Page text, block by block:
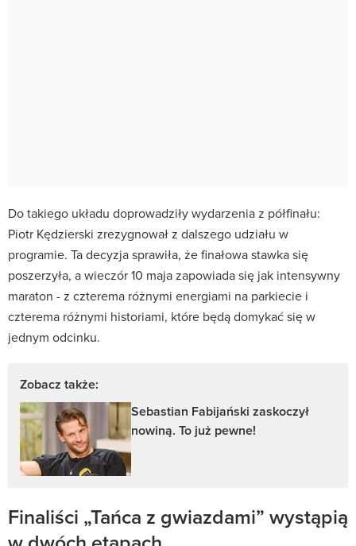
Do takiego układu doprowadziły wydarzenia z półfinału:
Piotr Kędzierski zrezygnował z dalszego udziału w
programie. Ta decyzja sprawiła, że finałowa stawka się
poszerzyła, a wieczór 10 maja zapowiada się jak intensywny
maraton - z czterema różnymi energiami na parkiecie i
czterema różnymi historiami, które będą domykać się w
jednym odcinku.
Zobacz także:
Sebastian Fabijański zaskoczył
nowiną. To już pewne!
Finaliści „Tańca z gwiazdami” wystąpią